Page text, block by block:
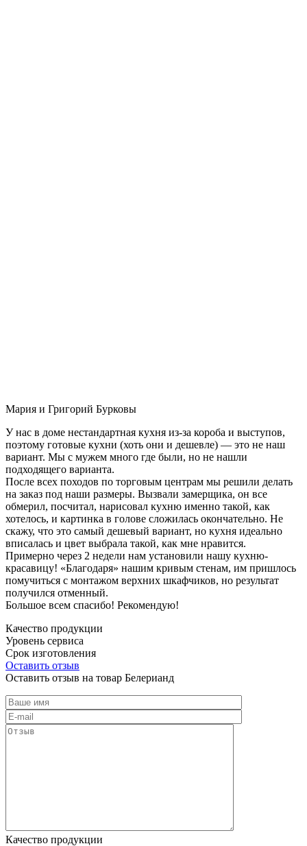
Мария и Григорий Бурковы
У нас в доме нестандартная кухня из-за короба и выступов,
поэтому готовые кухни (хоть они и дешевле) — это не наш
вариант. Мы с мужем много где были, но не нашли
подходящего варианта.
После всех походов по торговым центрам мы решили делать
на заказ под наши размеры. Вызвали замерщика, он все
обмерил, посчитал, нарисовал кухню именно такой, как
хотелось, и картинка в голове сложилась окончательно. Не
скажу, что это самый дешевый вариант, но кухня идеально
вписалась и цвет выбрала такой, как мне нравится.
Примерно через 2 недели нам установили нашу кухню-
красавицу! «Благодаря» нашим кривым стенам, им пришлось
помучиться с монтажом верхних шкафчиков, но результат
получился отменный.
Большое всем спасибо! Рекомендую!
Качество продукции
Уровень сервиса
Срок изготовления
Оставить отзыв
Оставить отзыв на товар Белерианд
Качество продукции